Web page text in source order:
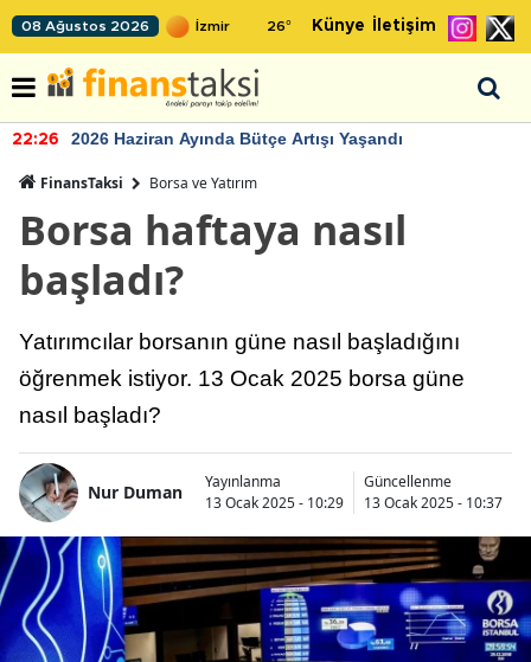
08 Ağustos 2026 26° Künye İletişim
22:26 2026 Haziran Ayında Bütçe Artışı Yaşandı
FinansTaksi Borsa ve Yatırım
Borsa haftaya nasıl
başladı?
Yatırımcılar borsanın güne nasıl başladığını
öğrenmek istiyor. 13 Ocak 2025 borsa güne
nasıl başladı?
Nur Duman
Yayınlanma
13 Ocak 2025 - 10:29
Güncellenme
13 Ocak 2025 - 10:37